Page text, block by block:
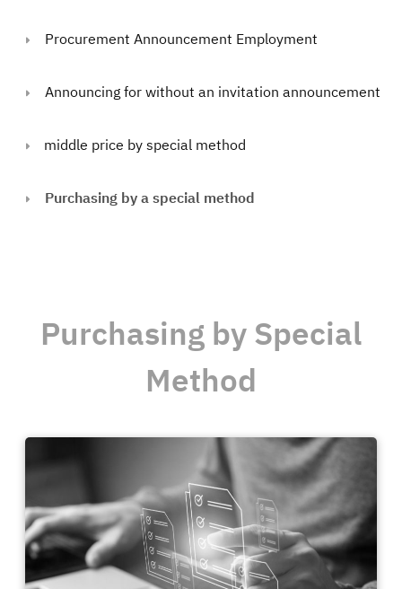
Procurement Announcement Employment
Announcing for without an invitation announcement
middle price by special method
Purchasing by a special method
Purchasing by Special
Method